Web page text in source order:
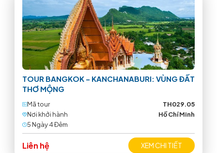
TOUR BANGKOK – KANCHANABURI: VÙNG ĐẤT
THƠ MỘNG
Mã tour
TH029.05
Nơi khởi hành
Hồ Chí Minh
5 Ngày 4 Ðêm
Liên hệ XEM CHI TIẾT